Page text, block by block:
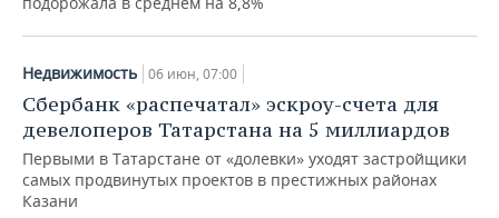
Недвижимость 06 июн, 07:00
Сбербанк «распечатал» эскроу-счета для
девелоперов Татарстана на 5 миллиардов
Первыми в Татарстане от «долевки» уходят застройщики
самых продвинутых проектов в престижных районах
Казани